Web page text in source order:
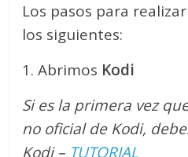
Los pasos para
los siguientes:
1. Abrimos Kodi
Si es la primera vez
no oficial de Kodi,
Kodi – TUTORIAL